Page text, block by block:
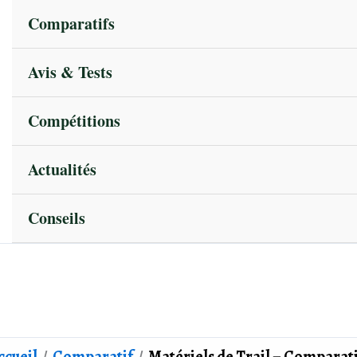
Comparatifs
Avis & Tests
Compétitions
Actualités
Conseils